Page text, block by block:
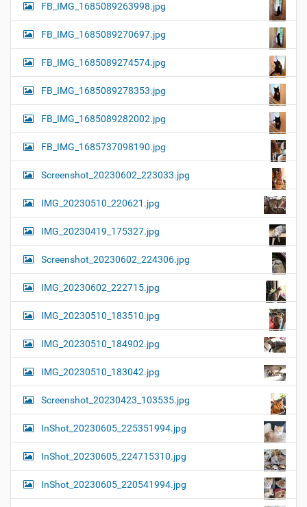
FB_IMG_1685089263998.jpg
FB_IMG_1685089270697.jpg
FB_IMG_1685089274574.jpg
FB_IMG_1685089278353.jpg
FB_IMG_1685089282002.jpg
FB_IMG_1685737098190.jpg
Screenshot_20230602_223033.jpg
IMG_20230510_220621.jpg
IMG_20230419_175327.jpg
Screenshot_20230602_224306.jpg
IMG_20230602_222715.jpg
IMG_20230510_183510.jpg
IMG_20230510_184902.jpg
IMG_20230510_183042.jpg
Screenshot_20230423_103535.jpg
InShot_20230605_225351994.jpg
InShot_20230605_224715310.jpg
InShot_20230605_220541994.jpg